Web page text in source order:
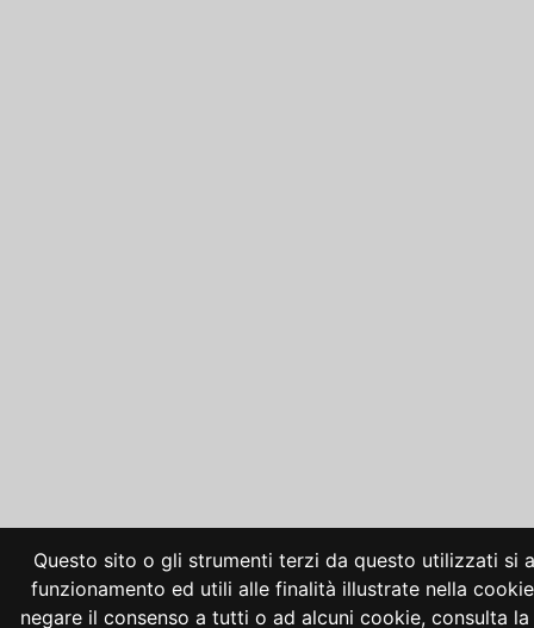
Questo sito o gli strumenti terzi da questo utilizzati si
funzionamento ed utili alle finalità illustrate nella
negare il consenso a tutti o ad alcuni cookie, consulta